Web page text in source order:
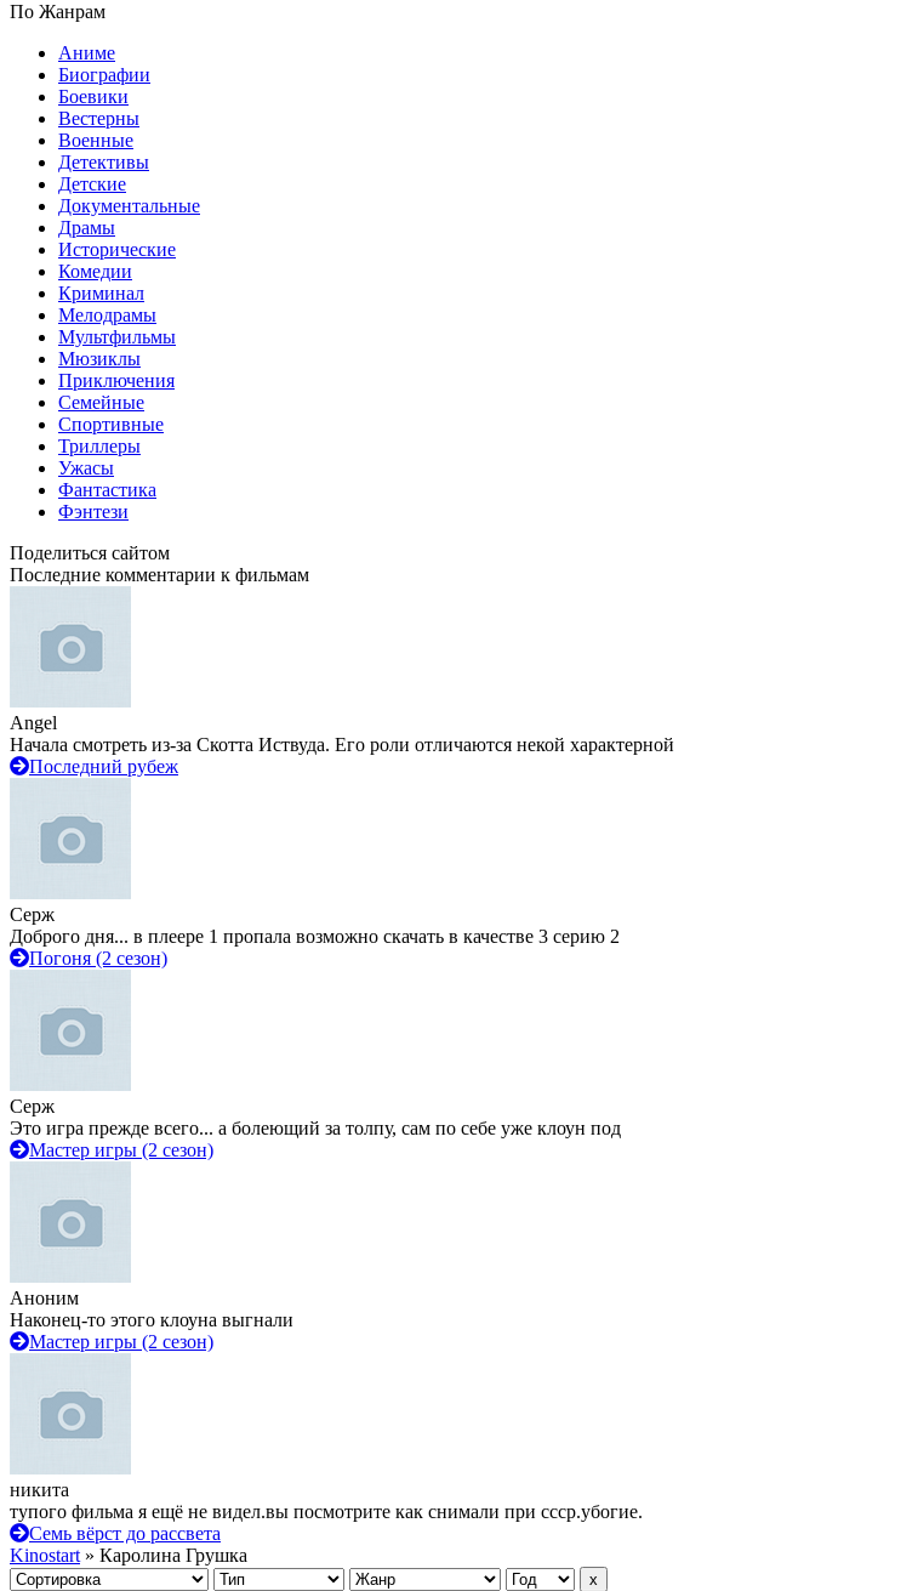
По Жанрам
Аниме
Биографии
Боевики
Вестерны
Военные
Детективы
Детские
Документальные
Драмы
Исторические
Комедии
Криминал
Мелодрамы
Мультфильмы
Мюзиклы
Приключения
Семейные
Спортивные
Триллеры
Ужасы
Фантастика
Фэнтези
Поделиться сайтом
Последние комментарии к фильмам
Angel
Начала смотреть из-за Скотта Иствуда. Его роли отличаются некой характерной
Последний рубеж
Серж
Доброго дня... в плеере 1 пропала возможно скачать в качестве 3 серию 2
Погоня (2 сезон)
Серж
Это игра прежде всего... а болеющий за толпу, сам по себе уже клоун под
Мастер игры (2 сезон)
Аноним
Наконец-то этого клоуна выгнали
Мастер игры (2 сезон)
никита
тупого фильма я ещё не видел.вы посмотрите как снимали при ссср.убогие.
Семь вёрст до рассвета
Kinostart » Каролина Грушка